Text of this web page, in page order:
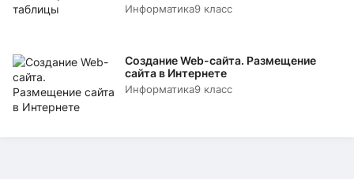
Информатика9 класс
Создание Web-сайта. Размещение
сайта в Интернете
Информатика9 класс